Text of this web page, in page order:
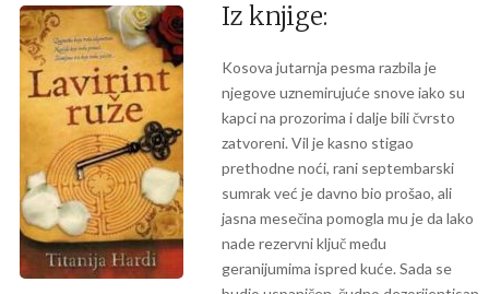
Iz knjige:
Kosova jutarnja pesma razbila je
njegove uznemirujuće snove iako su
kapci na prozorima i dalje bili čvrsto
zatvoreni. Vil je kasno stigao
prethodne noći, rani septembarski
sumrak već je davno bio prošao, ali
jasna mesečina pomogla mu je da lako
nade rezervni ključ među
geranijumima ispred kuće. Sada se